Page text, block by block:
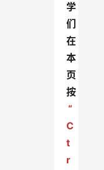
学
们
在
本
页
按
“
C
t
r